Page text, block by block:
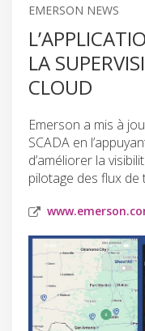
EMERSON NEWS
LA
CLOUD
Emerson a mis à
SCADA en
d’améliorer la
pilotage des flux de